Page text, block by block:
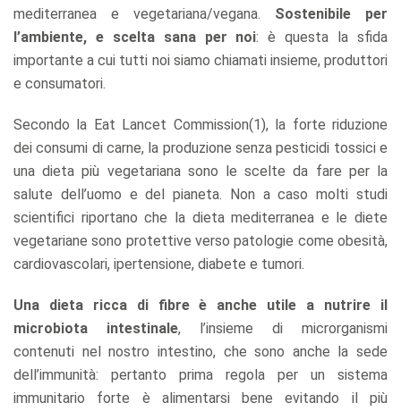
mediterranea e vegetariana/vegana. Sostenibile per
l’ambiente, e scelta sana per noi: è questa la sfida
importante a cui tutti noi siamo chiamati insieme, produttori
e consumatori.
Secondo la Eat Lancet Commission(1), la forte riduzione
dei consumi di carne, la produzione senza pesticidi tossici e
una dieta più vegetariana sono le scelte da fare per la
salute dell’uomo e del pianeta. Non a caso molti studi
scientifici riportano che la dieta mediterranea e le diete
vegetariane sono protettive verso patologie come obesità,
cardiovascolari, ipertensione, diabete e tumori.
Una dieta ricca di fibre è anche utile a nutrire il
microbiota intestinale, l’insieme di microrganismi
contenuti nel nostro intestino, che sono anche la sede
dell’immunità: pertanto prima regola per un sistema
immunitario forte è alimentarsi bene evitando il più